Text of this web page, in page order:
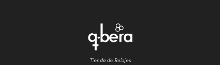
Tienda de Relojes